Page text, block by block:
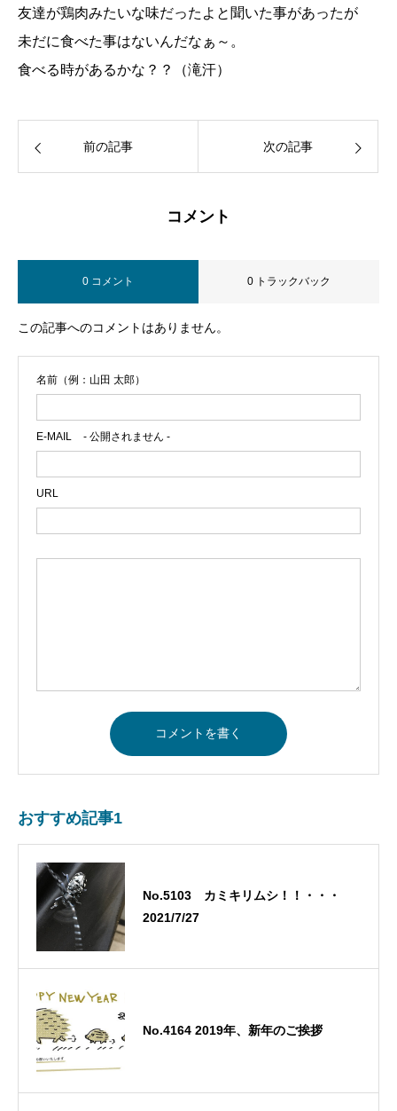
友達が鶏肉みたいな味だったよと聞いた事があったが
未だに食べた事はないんだなぁ～。
食べる時があるかな？？（滝汗）
前の記事 次の記事
コメント
0 コメント 0 トラックバック
この記事へのコメントはありません。
名前（例：山田 太郎）
E-MAIL - 公開されません -
URL
おすすめ記事1
No.5103 カミキリムシ！！・・・
2021/7/27
No.4164 2019年、新年のご挨拶